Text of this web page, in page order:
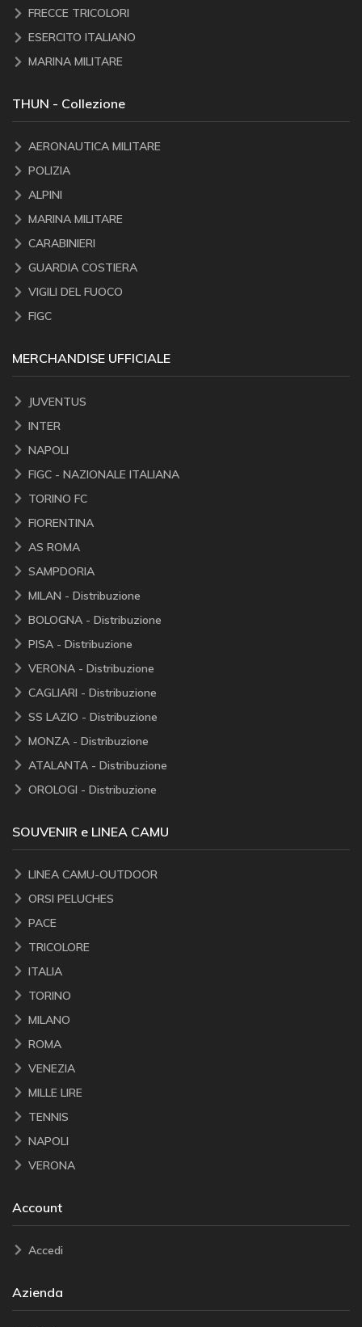
FRECCE TRICOLORI
ESERCITO ITALIANO
MARINA MILITARE
THUN - Collezione
AERONAUTICA MILITARE
POLIZIA
ALPINI
MARINA MILITARE
CARABINIERI
GUARDIA COSTIERA
VIGILI DEL FUOCO
FIGC
MERCHANDISE UFFICIALE
JUVENTUS
INTER
NAPOLI
FIGC - NAZIONALE ITALIANA
TORINO FC
FIORENTINA
AS ROMA
SAMPDORIA
MILAN - Distribuzione
BOLOGNA - Distribuzione
PISA - Distribuzione
VERONA - Distribuzione
CAGLIARI - Distribuzione
SS LAZIO - Distribuzione
MONZA - Distribuzione
ATALANTA - Distribuzione
OROLOGI - Distribuzione
SOUVENIR e LINEA CAMU
LINEA CAMU-OUTDOOR
ORSI PELUCHES
PACE
TRICOLORE
ITALIA
TORINO
MILANO
ROMA
VENEZIA
MILLE LIRE
TENNIS
NAPOLI
VERONA
Account
Accedi
Azienda